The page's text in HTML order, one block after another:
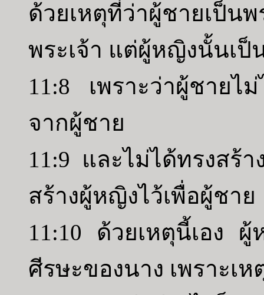
ด้วยเหตุที่ว่าผู้ชายเป็น
พระเจ้า แต่ผู้หญิงนั้นเป็
11:8 เพราะว่าผู้ชาย
จากผู้ชาย
11:9 และไม่ได้ทรงสร้
สร้างผู้หญิงไว้เพื่อผู้ชาย
11:10 ด้วยเหตุนี้เอง
ศีรษะของนาง เพราะเ